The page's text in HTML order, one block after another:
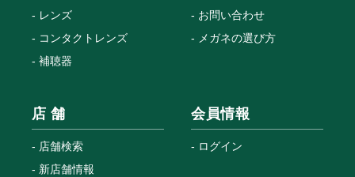
レンズ
コンタクトレンズ
補聴器
お問い合わせ
メガネの選び方
店 舗
店舗検索
新店舗情報
会員情報
ログイン